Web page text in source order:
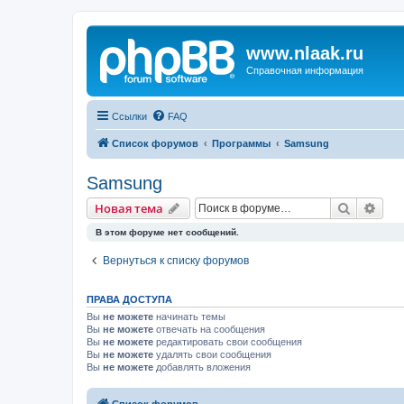
www.nlaak.ru
Справочная информация
Ссылки FAQ
Список форумов Программы Samsung
Samsung
Новая тема Поиск
В этом форуме нет сообщений.
Вернуться к списку форумов
ПРАВА ДОСТУПА
Вы не можете начинать темы
Вы не можете отвечать на сообщения
Вы не можете редактировать свои сообщения
Вы не можете удалять свои сообщения
Вы не можете добавлять вложения